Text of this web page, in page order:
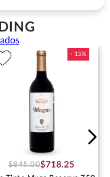
$718.25
$845.00